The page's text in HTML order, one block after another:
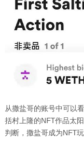
从撒盐哥的账号中可以
括村上隆的NFT作品太
判断，撒盐哥成为NFT